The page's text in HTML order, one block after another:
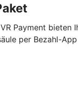
Payment
per Bezahl-